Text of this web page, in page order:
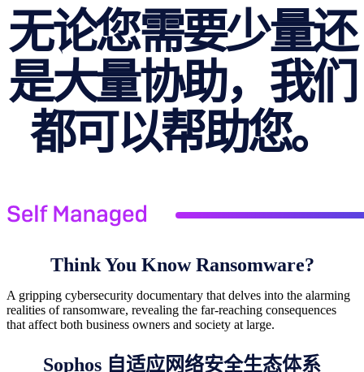
无论您需要少量还
是大量协助，我们
都可以帮助您。
Think You Know Ransomware?
A gripping cybersecurity documentary that delves into the alarming
realities of ransomware, revealing the far-reaching consequences
that affect both business owners and society at large.
Sophos 自适应网络安全生态体系